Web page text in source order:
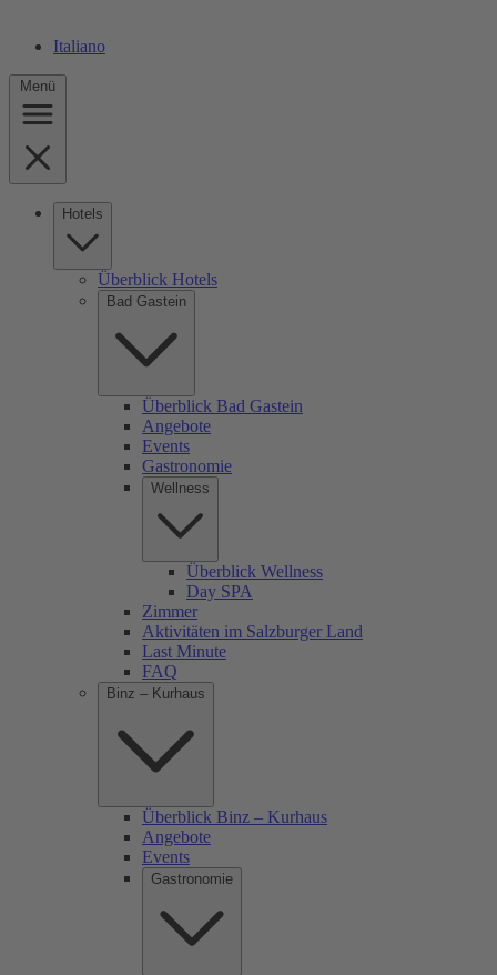
Italiano
Menü
Hotels
Überblick Hotels
Bad Gastein
Überblick Bad Gastein
Angebote
Events
Gastronomie
Wellness
Überblick Wellness
Day SPA
Zimmer
Aktivitäten im Salzburger Land
Last Minute
FAQ
Binz – Kurhaus
Überblick Binz – Kurhaus
Angebote
Events
Gastronomie